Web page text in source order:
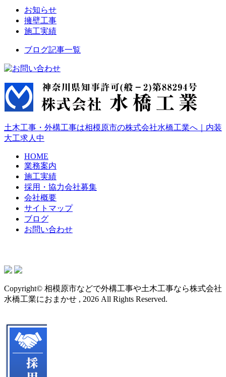
お知らせ
擁壁工事
施工実績
ブログ記事一覧
土木工事・外構工事は相模原市の株式会社水橋工業へ｜内装
大工求人中
HOME
業務案内
施工実績
採用・協力会社募集
会社概要
サイトマップ
ブログ
お問い合わせ
Copyright© 相模原市などで外構工事や土木工事なら株式会社
水橋工業におまかせ , 2026 All Rights Reserved.